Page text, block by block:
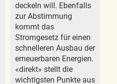
deckeln will. Ebenfalls
zur Abstimmung
kommt das
Stromgesetz für einen
schnelleren Ausbau der
erneuerbaren Energien.
«direkt» stellt die
wichtigsten Punkte aus